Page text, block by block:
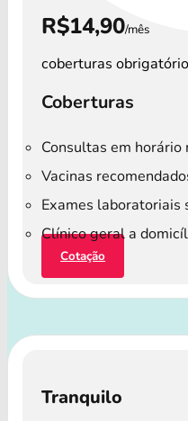
R$14,90/mês
coberturas
Coberturas
Consultas em horário
Vacinas
Exames laboratoriais
Clínico geral a
Cotação
Tranquilo